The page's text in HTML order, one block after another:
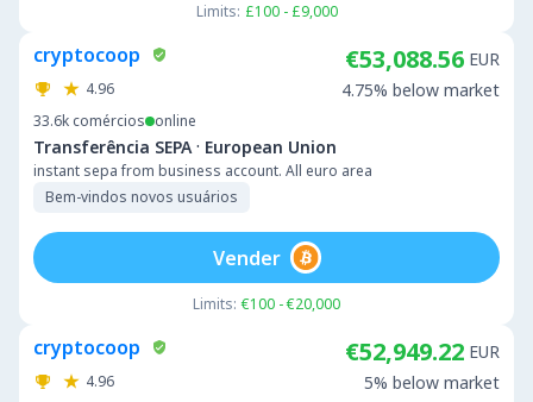
Limits: £100 - £9,000
cryptocoop
4.96
33.6k comércios online
Transferência SEPA · European Union
instant sepa from business account. All euro area
Bem-vindos novos usuários
€53,088.56 EUR
4.75% below market
Limits: €100 - €20,000
Vender
cryptocoop
4.96
€52,949.22 EUR
5% below market